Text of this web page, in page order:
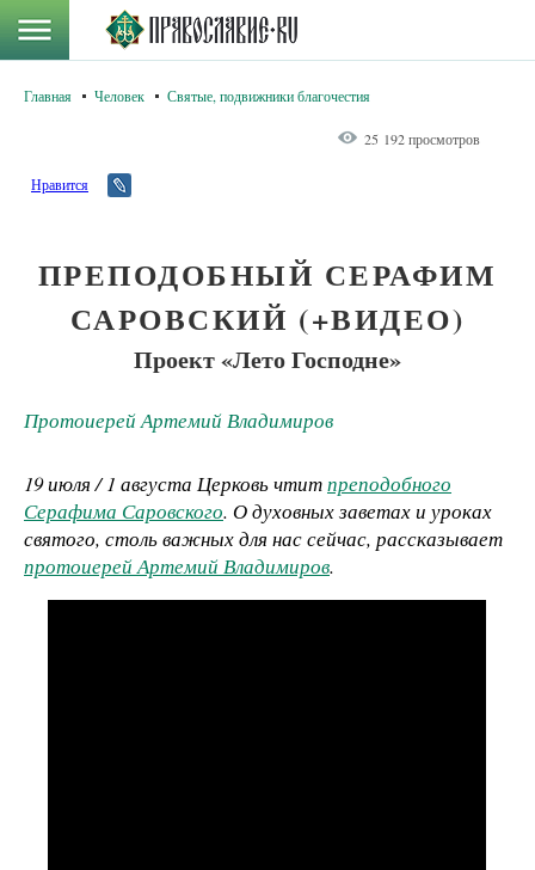
Главная Человек Святые, подвижники благочестия
25 192 просмотров
Нравится
ПРЕПОДОБНЫЙ СЕРАФИМ
САРОВСКИЙ (+ВИДЕО)
Проект «Лето Господне»
Протоиерей Артемий Владимиров
19 июля / 1 августа Церковь чтитпреподобного
Серафима Саровского. О духовных заветах и уроках
святого, столь важных для нас сейчас, рассказывает
протоиерей Артемий Владимиров.